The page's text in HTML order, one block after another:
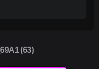
(63)